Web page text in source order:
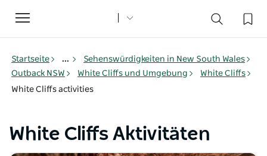
Toggle
navigation
Startseite ...
Sehenswürdigkeiten in New South Wales
Outback NSW
White Cliffs und Umgebung
White Cliffs
White Cliffs activities
White Cliffs Aktivitäten